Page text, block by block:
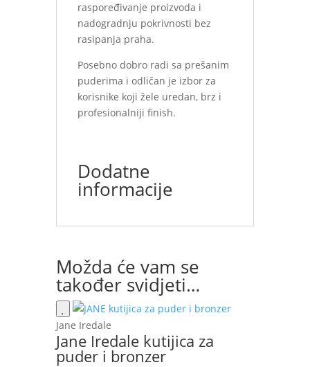
raspoređivanje proizvoda i
nadogradnju pokrivnosti bez
rasipanja praha.
Posebno dobro radi sa prešanim
puderima i odličan je izbor za
korisnike koji žele uredan, brz i
profesionalniji finish.
Dodatne
informacije
Možda će vam se
također svidjeti…
Jane Iredale
Jane Iredale kutijica za
puder i bronzer